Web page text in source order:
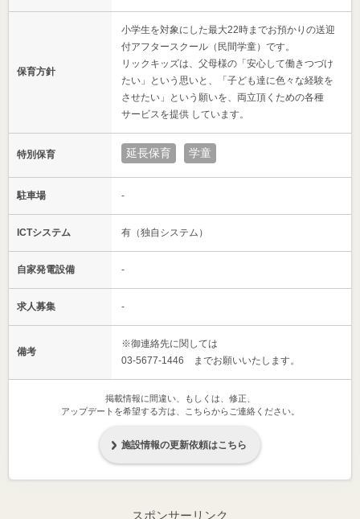
保育方針
小学生を対象にした最大22時までお預かりの送迎
付アフタースクール（民間学童）です。
リックキッズは、父母様の「安心して働きつづけ
たい」という思いと、「子ども達に色々な経験を
させたい」という願いを、両立頂くための各種
サービスを提供 しています。
特別保育 延長保育 学童
駐車場 -
ICTシステム 有（独自システム）
自家発電設備 -
求人募集 -
備考
※御連絡先に関しては
03-5677-1446 までお願いいたします。
掲載情報に間違い、もしくは、修正、
アップデートを希望する方は、こちらからご連絡ください。
施設情報の更新依頼はこちら
スポンサーリンク